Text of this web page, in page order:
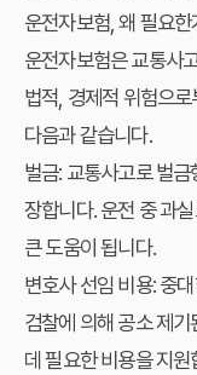
운전자보험, 왜 필요
운전자보험은 교통사
법적, 경제적 위험으
다음과 같습니다.
벌금: 교통사고로 벌
장합니다. 운전 중 과
큰 도움이 됩니다.
변호사 선임 비용: 중
검찰에 의해 공소 제
데 필요한 비용을 지